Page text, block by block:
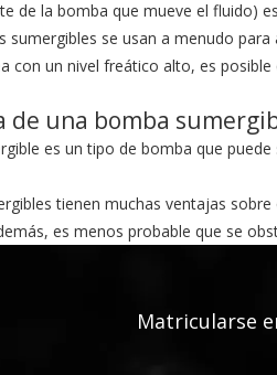
de la bomba que mueve el fluido)
sumergibles se usan a menudo
con un nivel freático alto, es
de una bomba
es un tipo de bomba que
tienen muchas ventajas
es menos probable que se
Matricularse